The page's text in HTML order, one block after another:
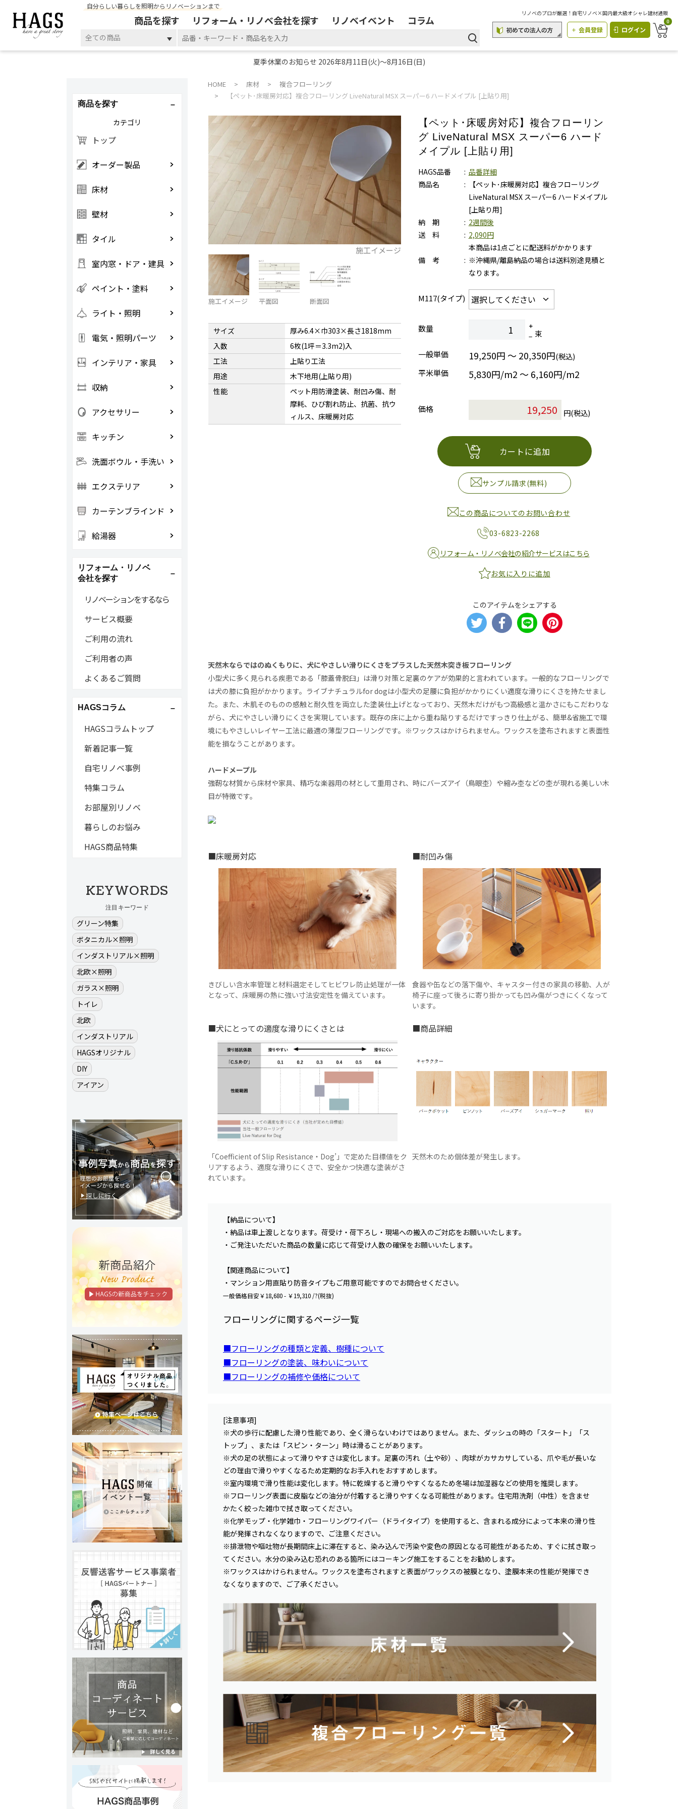
自分らしい暮らしを照明からリノベーションまで
商品を探す リフォーム・リノベ会社を探す リノベイベント コラム
全ての商品
リノベのプロが厳選！自宅リノベ×国内最大級オシャレ建材通販
会員登録 ログイン
0
夏季休業のお知らせ 2026年8月11日(火)～8月16日(日)
HOME 床材
複合フローリング
【ペット･床暖房対応】複合フローリング LiveNatural MSX スーパー6 ハードメイプル [上貼り用]
施工イメージ
施工イメージ 平面図 断面図
サイズ
厚み6.4×巾303×長さ1818mm
入数
6枚(1坪＝3.3m2)入
工法
上貼り工法
用途
木下地用(上貼り用)
性能
ペット用防滑塗装、耐凹み傷、耐
摩耗、ひび割れ防止、抗菌、抗ウ
ィルス、床暖房対応
【ペット･床暖房対応】複合フローリン
グ LiveNatural MSX スーパー6 ハード
メイプル [上貼り用]
HAGS品番
品番詳細
商品名
【ペット･床暖房対応】複合フローリング
LiveNatural MSX スーパー6 ハードメイプル
[上貼り用]
納 期
2週間後
送 料
2,090円
本商品は1点ごとに配送料がかかります
備 考
※沖縄県/離島納品の場合は送料別途見積と
なります。
M117(タイプ)
数量
束
一般単価
19,250円 ～ 20,350円(税込)
平米単価
5,830円/m2 〜 6,160円/m2
価格 円(税込)
カートに追加
サンプル請求(無料)
この商品についてのお問い合わせ
03-6823-2268
リフォーム・リノベ会社の紹介サービスはこちら
お気に入りに追加
このアイテムをシェアする
天然木ならではのぬくもりに、犬にやさしい滑りにくさをプラスした天然木突き板フローリング
小型犬に多く見られる疾患である「膝蓋骨脱臼」は滑り対策と足裏のケアが効果的と言われています。一般的なフローリングで
は犬の膝に負担がかかります。ライブナチュラルfor dogは小型犬の足腰に負担がかかりにくい適度な滑りにくさを持たせまし
た。また、木肌そのものの感触と耐久性を両立した塗装仕上げとなっており、天然木だけがもつ高級感と温かさにもこだわりな
がら、犬にやさしい滑りにくさを実現しています。既存の床に上から重ね貼りするだけですっきり仕上がる、簡単&省施工で環
境にもやさしいレイヤー工法に最適の薄型フローリングです。※ワックスはかけられません。ワックスを塗布されますと表面性
能を損なうことがあります。
ハードメープル
強靭な材質から床材や家具、精巧な楽器用の材として重用され、時にバーズアイ（鳥眼杢）や縮み杢などの杢が現れる美しい木
目が特徴です。
■床暖房対応
きびしい含水率管理と材料選定そしてヒビワレ防止処理が一体
となって、床暖房の熱に強い寸法安定性を備えています。
■耐凹み傷
食器や缶などの落下傷や、キャスター付きの家具の移動、人が
椅子に座って後ろに寄り掛かっても凹み傷がつきにくくなって
います。
■犬にとっての適度な滑りにくさとは
「Coefficient of Slip Resistance・Dog’」で定めた目標値をク
リアするよう、適度な滑りにくさで、安全かつ快適な塗装がさ
れています。
■商品詳細
天然木のため個体差が発生します。
【納品について】
・納品は車上渡しとなります。荷受け・荷下ろし・現場への搬入のご対応をお願いいたします。
・ご発注いただいた商品の数量に応じて荷受け人数の確保をお願いいたします。
【関連商品について】
・マンション用直貼り防音タイプもご用意可能ですのでお問合せください。
一般価格目安￥18,680 - ￥19,310 /?(税抜)
フローリングに関するページ一覧
■フローリングの種類と定義、樹種について
■フローリングの塗装、味わいについて
■フローリングの補修や価格について
[注意事項]
※犬の歩行に配慮した滑り性能であり、全く滑らないわけではありません。また、ダッシュの時の「スタート」「ス
トップ」、または「スピン・ターン」時は滑ることがあります。
※犬の足の状態によって滑りやすさは変化します。足裏の汚れ（土や砂）、肉球がカサカサしている、爪や毛が長いな
どの理由で滑りやすくなるため定期的なお手入れをおすすめします。
※室内環境で滑り性能は変化します。特に乾燥すると滑りやすくなるため冬場は加湿器などの使用を推奨します。
※フローリング表面に皮脂などの油分が付着すると滑りやすくなる可能性があります。住宅用洗剤（中性）を含ませ
かたく絞った雑巾で拭き取ってください。
※化学モップ・化学雑巾・フローリングワイパー（ドライタイプ）を使用すると、含まれる成分によって本来の滑り性
能が発揮されなくなりますので、ご注意ください。
※排泄物や嘔吐物が長期間床上に滞在すると、染み込んで汚染や変色の原因となる可能性があるため、すぐに拭き取っ
てください。水分の染み込む恐れのある箇所にはコーキング施工をすることをお勧めします。
※ワックスはかけられません。ワックスを塗布されますと表面がワックスの被膜となり、塗膜本来の性能が発揮でき
なくなりますので、ご了承ください。
商品を探す
カテゴリ
トップ
オーダー製品
床材
壁材
タイル
室内窓・ドア・建具
ペイント・塗料
ライト・照明
電気・照明パーツ
インテリア・家具
収納
アクセサリー
キッチン
洗面ボウル・手洗い
エクステリア
カーテンブラインド
給湯器
リフォーム・リノベ
会社を探す
リノベーションをするなら
サービス概要
ご利用の流れ
ご利用者の声
よくあるご質問
HAGSコラム
HAGSコラムトップ
新着記事一覧
自宅リノベ事例
特集コラム
お部屋別リノベ
暮らしのお悩み
HAGS商品特集
KEYWORDS
注目キーワード
グリーン特集
ボタニカル×照明
インダストリアル×照明
北欧×照明
ガラス×照明
トイレ
北欧
インダストリアル
HAGSオリジナル
DIY
アイアン